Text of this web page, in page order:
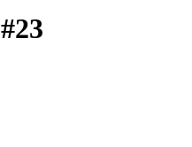
#23